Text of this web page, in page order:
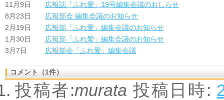
11月9日
広報誌「ふれ愛」19号編集会議のおしらせ
8月23日
広報部会 編集会議のお知らせ
2月19日
広報部「ふれ愛」編集会議のお知らせ
1月30日
広報部「ふれ愛」編集会議のお知らせ
3月7日
広報部会「ふれ愛」編集会議
コメント（1件）
投稿者:murata 投稿日時: